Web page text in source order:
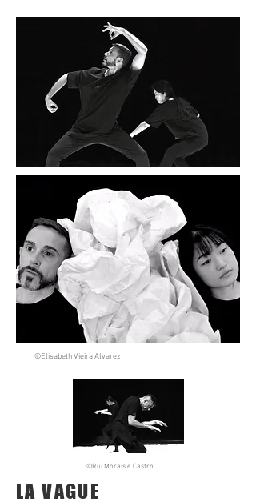
©Elisabeth Vieira Alvarez
©Rui Morais e Castro
LA VAGUE